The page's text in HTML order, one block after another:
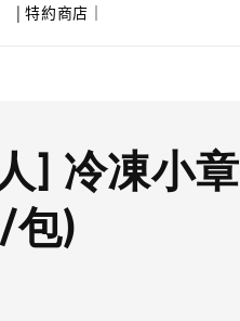
| 特約商店｜
] 冷凍小章
包)